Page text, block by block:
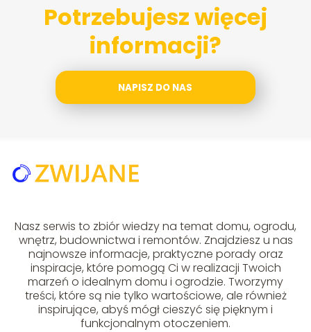
Potrzebujesz więcej
informacji?
NAPISZ DO NAS
Nasz serwis to zbiór wiedzy na temat domu, ogrodu,
wnętrz, budownictwa i remontów. Znajdziesz u nas
najnowsze informacje, praktyczne porady oraz
inspiracje, które pomogą Ci w realizacji Twoich
marzeń o idealnym domu i ogrodzie. Tworzymy
treści, które są nie tylko wartościowe, ale również
inspirujące, abyś mógł cieszyć się pięknym i
funkcjonalnym otoczeniem.